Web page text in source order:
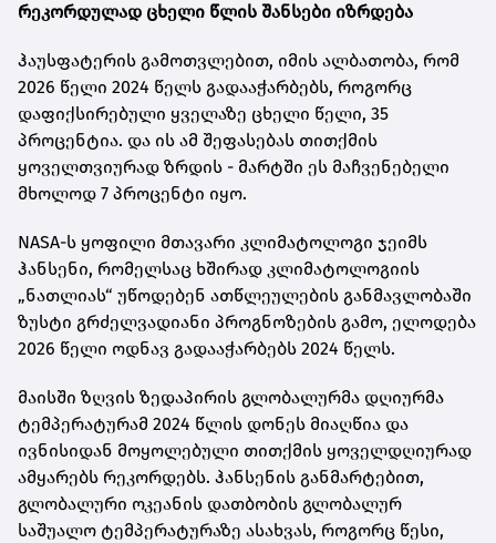
რეკორდულად ცხელი წლის შანსები იზრდება
ჰაუსფატერის გამოთვლებით, იმის ალბათობა, რომ
2026 წელი 2024 წელს გადააჭარბებს, როგორც
დაფიქსირებული ყველაზე ცხელი წელი, 35
პროცენტია. და ის ამ შეფასებას თითქმის
ყოველთვიურად ზრდის - მარტში ეს მაჩვენებელი
მხოლოდ 7 პროცენტი იყო.
NASA-ს ყოფილი მთავარი კლიმატოლოგი ჯეიმს
ჰანსენი, რომელსაც ხშირად კლიმატოლოგიის
„ნათლიას“ უწოდებენ ათწლეულების განმავლობაში
ზუსტი გრძელვადიანი პროგნოზების გამო, ელოდება
2026 წელი ოდნავ გადააჭარბებს 2024 წელს.
მაისში ზღვის ზედაპირის გლობალურმა დღიურმა
ტემპერატურამ 2024 წლის დონეს მიაღწია და
ივნისიდან მოყოლებული თითქმის ყოველდღიურად
ამყარებს რეკორდებს. ჰანსენის განმარტებით,
გლობალური ოკეანის დათბობის გლობალურ
საშუალო ტემპერატურაზე ასახვას, როგორც წესი,